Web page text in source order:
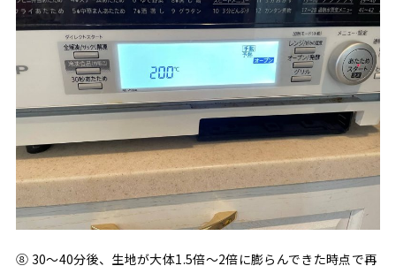
⑧ 30〜40分後、生地が大体1.5倍〜2倍に膨らんできた時点で再